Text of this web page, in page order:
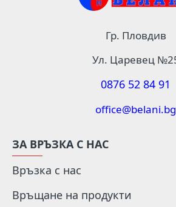
Гр. Пловдив
Ул. Царевец
0876 52 84 91
office@belani.bg
ЗА ВРЪЗКА С НАС
Връзка с нас
Връщане на продукти